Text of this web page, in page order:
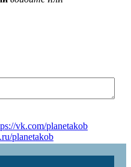
vk.com/planetakob
planetakob